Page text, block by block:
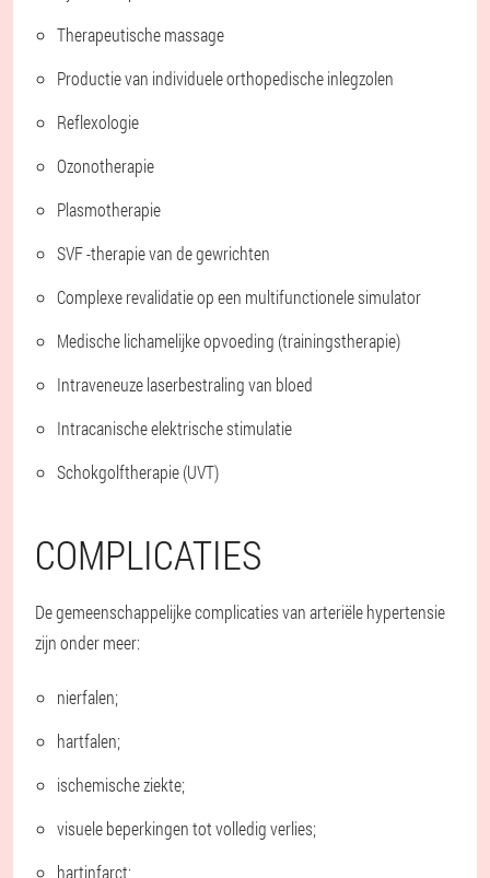
Therapeutische massage
Productie van individuele orthopedische inlegzolen
Reflexologie
Ozonotherapie
Plasmotherapie
SVF -therapie van de gewrichten
Complexe revalidatie op een multifunctionele simulator
Medische lichamelijke opvoeding (trainingstherapie)
Intraveneuze laserbestraling van bloed
Intracanische elektrische stimulatie
Schokgolftherapie (UVT)
COMPLICATIES
De gemeenschappelijke complicaties van arteriële hypertensie
zijn onder meer:
nierfalen;
hartfalen;
ischemische ziekte;
visuele beperkingen tot volledig verlies;
hartinfarct;